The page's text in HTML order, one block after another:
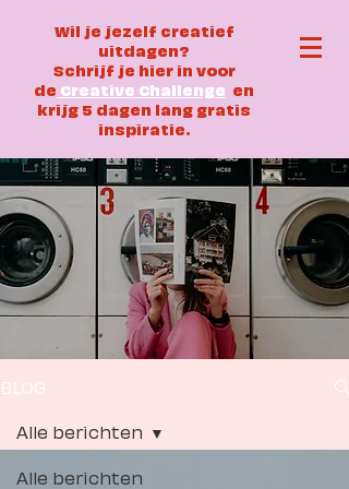
Wil je jezelf creatief
uitdagen?
Schrijf je hier in voor
de Creative Challenge en
krijg 5 dagen lang gratis
inspiratie.
COPYWRITI
BLOG
Alle berichten
Alle berichten